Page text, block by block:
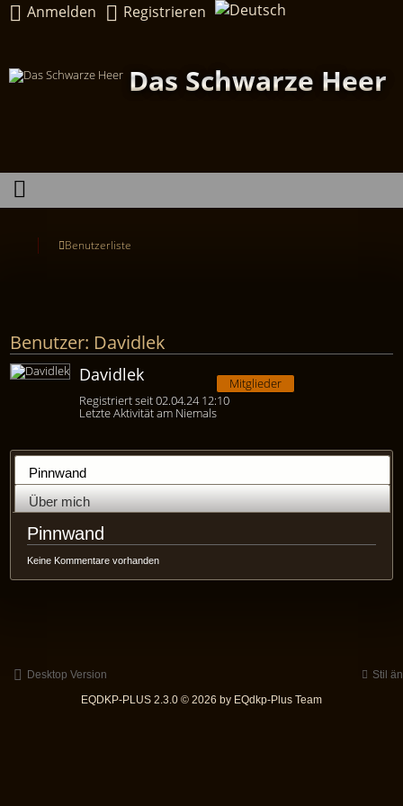
Anmelden Registrieren
Das Schwarze Heer
Benutzerliste
Benutzer: Davidlek
Davidlek
Mitglieder
Registriert seit 02.04.24 12:10
Letzte Aktivität am Niemals
Pinnwand
Über mich
Pinnwand
Keine Kommentare vorhanden
Desktop Version
Stil
EQDKP-PLUS 2.3.0 © 2026 by EQdkp-Plus Team